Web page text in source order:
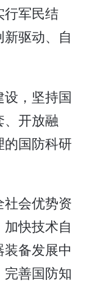
军民结
驱动、自
，坚持国
、开放融
国防科研
会优势资
快技术自
备发展中
善国防知